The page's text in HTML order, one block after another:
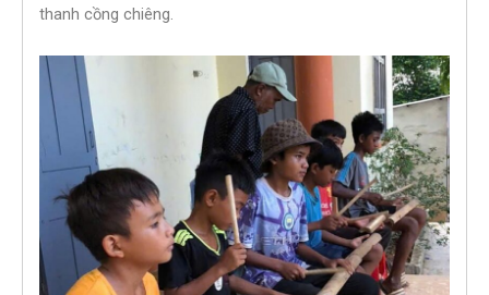
thanh cồng chiêng.